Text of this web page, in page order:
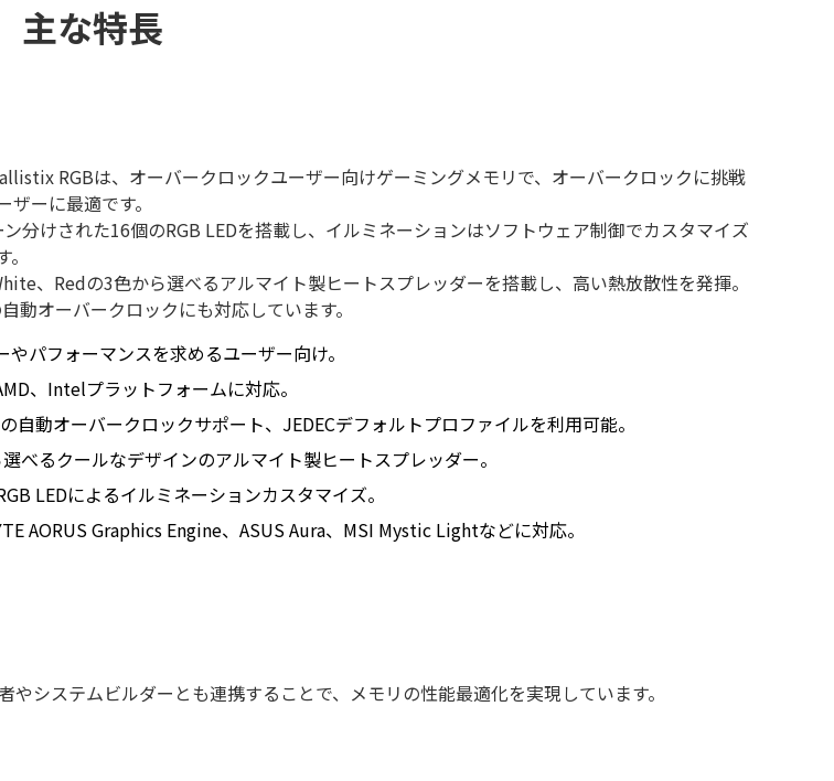
主な特長
RGBは、オーバークロックユーザー向けゲーミングメモリで、オーバークロックに挑戦
ザーに最適です。
分けされた16個のRGB LEDを搭載し、イルミネーションはソフトウェア制御でカスタマイズ
、Redの3色から選べるアルマイト製ヒートスプレッダーを搭載し、高い熱放散性を発揮。
動オーバークロックにも対応しています。
やパフォーマンスを求めるユーザー向け。
、Intelプラットフォームに対応。
自動オーバークロックサポート、JEDECデフォルトプロファイルを利用可能。
べるクールなデザインのアルマイト製ヒートスプレッダー。
LEDによるイルミネーションカスタマイズ。
AORUS Graphics Engine、ASUS Aura、MSI Mystic Lightなどに対応。
システムビルダーとも連携することで、メモリの性能最適化を実現しています。